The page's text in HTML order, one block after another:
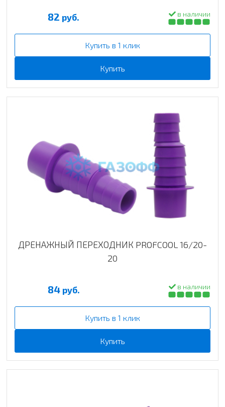
82 руб. в наличии
Купить в 1 клик
Купить
ДРЕНАЖНЫЙ ПЕРЕХОДНИК PROFCOOL 16/20-
20
84 руб. в наличии
Купить в 1 клик
Купить